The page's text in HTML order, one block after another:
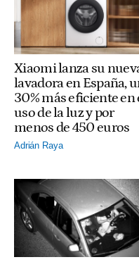
Xiaomi lanza su
lavadora en España,
30% más eficiente en
uso de la luz y por
menos de 450 euros
Adrián Raya